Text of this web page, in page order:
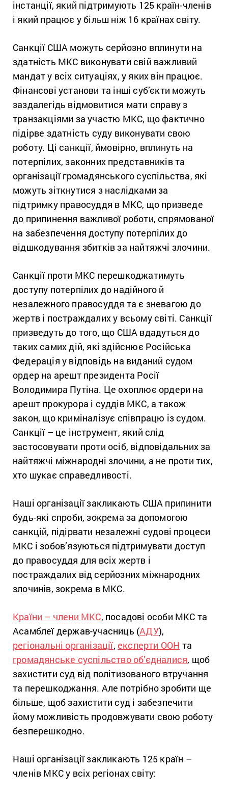
інстанції, який підтримують 125 країн-членів
і який працює у більш ніж 16 країнах світу.
Санкції США можуть серйозно вплинути на
здатність МКС виконувати свій важливий
мандат у всіх ситуаціях, у яких він працює.
Фінансові установи та інші суб’єкти можуть
заздалегідь відмовитися мати справу з
транзакціями за участю МКС, що фактично
підірве здатність суду виконувати свою
роботу. Ці санкції, ймовірно, вплинуть на
потерпілих, законних представників та
організації громадянського суспільства, які
можуть зіткнутися з наслідками за
підтримку правосуддя в МКС, що призведе
до припинення важливої роботи, спрямованої
на забезпечення доступу потерпілих до
відшкодування збитків за найтяжчі злочини.
Санкції проти МКС перешкоджатимуть
доступу потерпілих до надійного й
незалежного правосуддя та є зневагою до
жертв і постраждалих у всьому світі. Санкції
призведуть до того, що США вдадуться до
таких самих дій, які здійснює Російська
Федерація у відповідь на виданий судом
ордер на арешт президента Росії
Володимира Путіна. Це охоплює ордери на
арешт прокурора і суддів МКС, а також
закон, що криміналізує співпрацю із судом.
Санкції – це інструмент, який слід
застосовувати проти осіб, відповідальних за
найтяжчі міжнародні злочини, а не проти тих,
хто шукає справедливості.
Наші організації закликають США припинити
будь-які спроби, зокрема за допомогою
санкцій, підірвати незалежні судові процеси
МКС і зобов’язуються підтримувати доступ
до правосуддя для всіх жертв і
постраждалих від серйозних міжнародних
злочинів, зокрема в МКС.
Країни – члени МКС, посадові особи МКС та
Асамблеї держав-учасниць (АДУ),
регіональні організації, експерти ООН та
громадянське суспільство об’єдналися, щоб
захистити суд від політизованого втручання
та перешкоджання. Але потрібно зробити ще
більше, щоб захистити суд і забезпечити
йому можливість продовжувати свою роботу
безперешкодно.
Наші організації закликають 125 країн –
членів МКС у всіх регіонах світу: